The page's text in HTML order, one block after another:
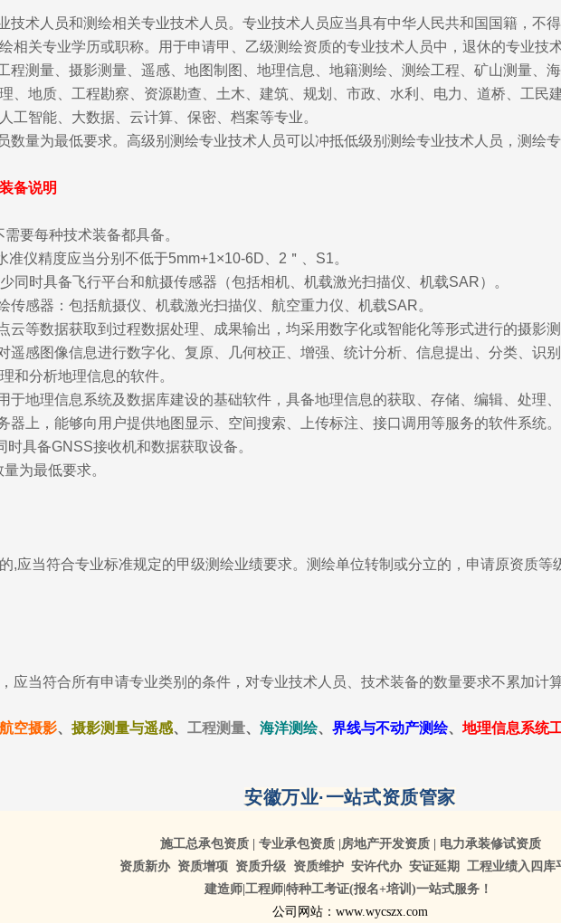
技术人员和测绘相关专业技术人员。专业技术人员应当具有中华人民共和国国籍，不
相关专业学历或职称。用于申请甲、乙级测绘资质的专业技术人员中，退休的专业技
程测量、摄影测量、遥感、地图制图、地理信息、地籍测绘、测绘工程、矿山测量、
、地质、工程勘察、资源勘查、土木、建筑、规划、市政、水利、电力、道桥、工民
工智能、大数据、云计算、保密、档案等专业。
数量为最低要求。高级别测绘专业技术人员可以冲抵低级别测绘专业技术人员，测绘
备说明
要每种技术装备都具备。
准仪精度应当分别不低于5mm+1×10-6D、2＂、S1。
同时具备飞行平台和航摄传感器（包括相机、机载激光扫描仪、机载SAR）。
传感器：包括航摄仪、机载激光扫描仪、航空重力仪、机载SAR。
云等数据获取到过程数据处理、成果输出，均采用数字化或智能化等形式进行的摄影测
遥感图像信息进行数字化、复原、几何校正、增强、统计分析、信息提出、分类、识别
和分析地理信息的软件。
于地理信息系统及数据库建设的基础软件，具备地理信息的获取、存储、编辑、处理
器上，能够向用户提供地图显示、空间搜索、上传标注、接口调用等服务的软件系统。
具备GNSS接收机和数据获取设备。
为最低要求。
,应当符合专业标准规定的甲级测绘业绩要求。测绘单位转制或分立的，申请原资质
应当符合所有申请专业类别的条件，对专业技术人员、技术装备的数量要求不累加计算
空摄影、 摄影测量与遥感、 工程测量、 海洋测绘、 界线与不动产测绘、 地理信息系统
安徽万业·一站式资质管家
施工总承包资质 | 专业承包资质 | 房地产开发资质 | 电力承装修试资质
资质新办 资质增项 资质升级 资质维护 安许代办 安证延期 工程业绩入四库
建造师|工程师|特种工考证(报名+培训)一站式服务！
公司网站：www.wycszx.com